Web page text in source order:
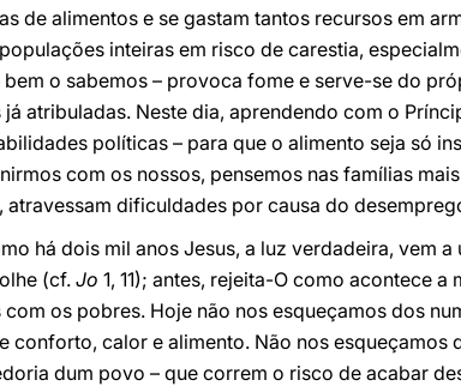
de alimentos e se gastam tantos recursos em
inteiras em risco de carestia,
o sabemos – provoca fome e serve-se do
atribuladas. Neste dia, aprendendo com o
políticas – para que o alimento seja só
com os nossos, pensemos nas famílias
dificuldades por causa do
há dois mil anos Jesus, a luz verdadeira, vem
(cf. Jo 1, 11); antes, rejeita-O como acontece
os pobres. Hoje não nos esqueçamos dos
conforto, calor e alimento. Não nos esqueçamos
dum povo – que correm o risco de acabar